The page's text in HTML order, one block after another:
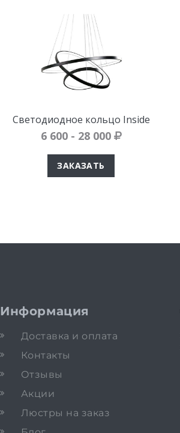
Светодиодное кольцо Inside
6 600 - 28 000
ЗАКАЗАТЬ
Информация
Доставка и оплата
Контакты
Отзывы
Акции
Люстры на заказ